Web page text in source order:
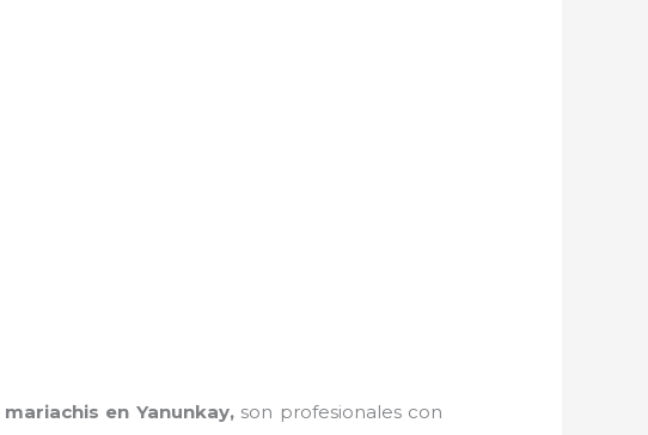
mariachis en Yanunkay, son profesionales con